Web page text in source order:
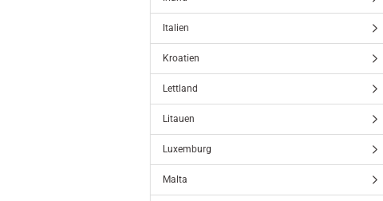
Italien
Kroatien
Lettland
Litauen
Luxemburg
Malta